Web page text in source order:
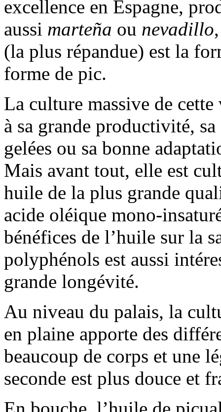
excellence en Espagne,
aussi marteña ou nevadillo
(la plus répandue) est la
forme de pic.
La culture massive de
à sa grande productivité,
gelées ou sa bonne
Mais avant tout, elle est
huile de la plus grande
acide oléique mono-
bénéfices de l’huile sur la
polyphénols est aussi
grande longévité.
Au niveau du palais, la
en plaine apporte des
beaucoup de corps et une
seconde est plus douce et